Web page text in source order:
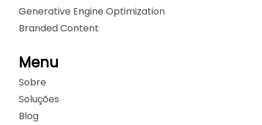
Generative Engine Optimization
Branded Content
Menu
Sobre
Soluções
Blog